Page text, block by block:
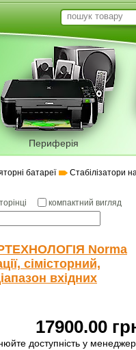
Периферія
батареї Стабілізатори
компактний вигляд
Norma
сімісторний,
вхідних
17900.00
доступність у